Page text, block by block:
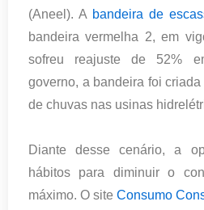
(Aneel). A bandeira de
bandeira vermelha 2, em
sofreu reajuste de 52%
governo, a bandeira foi
de chuvas nas usinas
Diante desse cenário, a
hábitos para diminuir o
máximo. O site Consumo